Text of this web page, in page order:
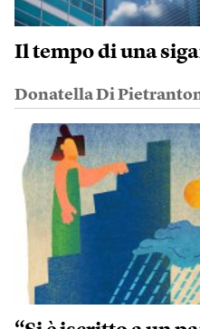
Il tempo di una
Donatella Di